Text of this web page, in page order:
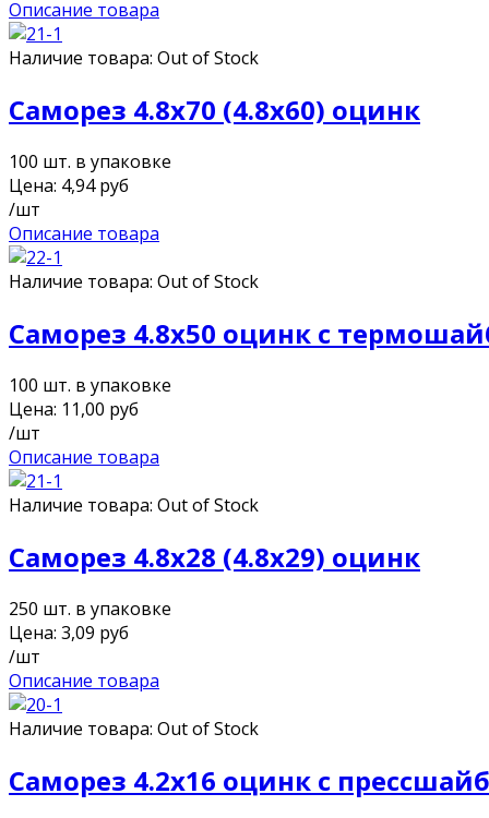
Описание товара
Наличие товара: Out of Stock
Саморез 4.8х70 (4.8х60) оцинк
100 шт. в упаковке
Цена: 4,94руб
/шт
Описание товара
Наличие товара: Out of Stock
Саморез 4.8х50 оцинк с
100 шт. в упаковке
Цена: 11,00 руб
/шт
Описание товара
Наличие товара: Out of Stock
Саморез 4.8х28 (4.8х29) оцинк
250 шт. в упаковке
Цена: 3,09 руб
/шт
Описание товара
Наличие товара: Out of Stock
Саморез 4.2х16 оцинк с